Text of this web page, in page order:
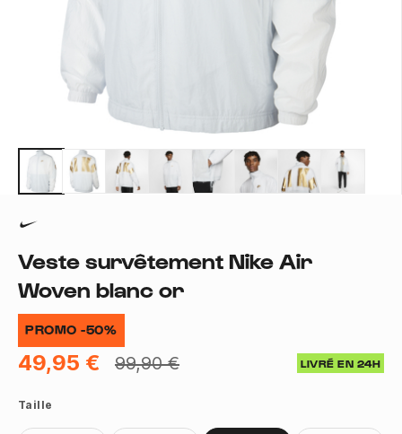
Veste survêtement Nike Air
Woven blanc or
PROMO -50%
49,95 € 99,90 € LIVRÉ EN 24H
Taille